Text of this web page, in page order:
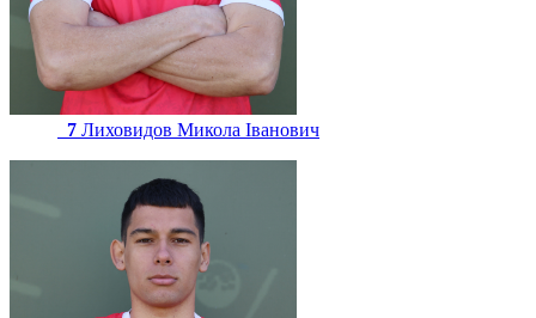
7 Лиховидов Микола Іванович